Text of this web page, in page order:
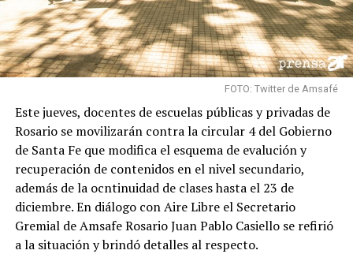
FOTO: Twitter de Amsafé
Este jueves, docentes de escuelas públicas y privadas de
Rosario se movilizarán contra la circular 4 del Gobierno
de Santa Fe que modifica el esquema de evalución y
recuperación de contenidos en el nivel secundario,
además de la ocntinuidad de clases hasta el 23 de
diciembre. En diálogo con Aire Libre el Secretario
Gremial de Amsafe Rosario Juan Pablo Casiello se refirió
a la situación y brindó detalles al respecto.